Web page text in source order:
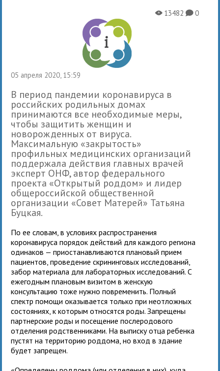
05 апреля 2020, 15:59
X13482K0
В период пандемии коронавируса в
российских родильных домах
принимаются все необходимые меры,
чтобы защитить женщин и
новорожденных от вируса.
Максимальную «закрытость»
профильных медицинских организаций
поддержала действия главных врачей
эксперт ОНФ, автор федерального
проекта «Открытый роддом» и лидер
общероссийской общественной
организации «Совет Матерей» Татьяна
Буцкая.
По ее словам, в условиях распространения
коронавируса порядок действий для каждого региона
одинаков — приостанавливаются плановый прием
пациентов, проведение скрининговых исследований,
забор материала для лабораторных исследований. С
ежегодным плановым визитом в женскую
консультацию тоже нужно повременить. Полный
спектр помощи оказывается только при неотложных
состояниях, к которым относятся роды. Запрещены
партнерские роды и посещение послеродового
отделения родственниками. На выписку отца ребенка
пустят на территорию роддома, но вход в здание
будет запрещен.